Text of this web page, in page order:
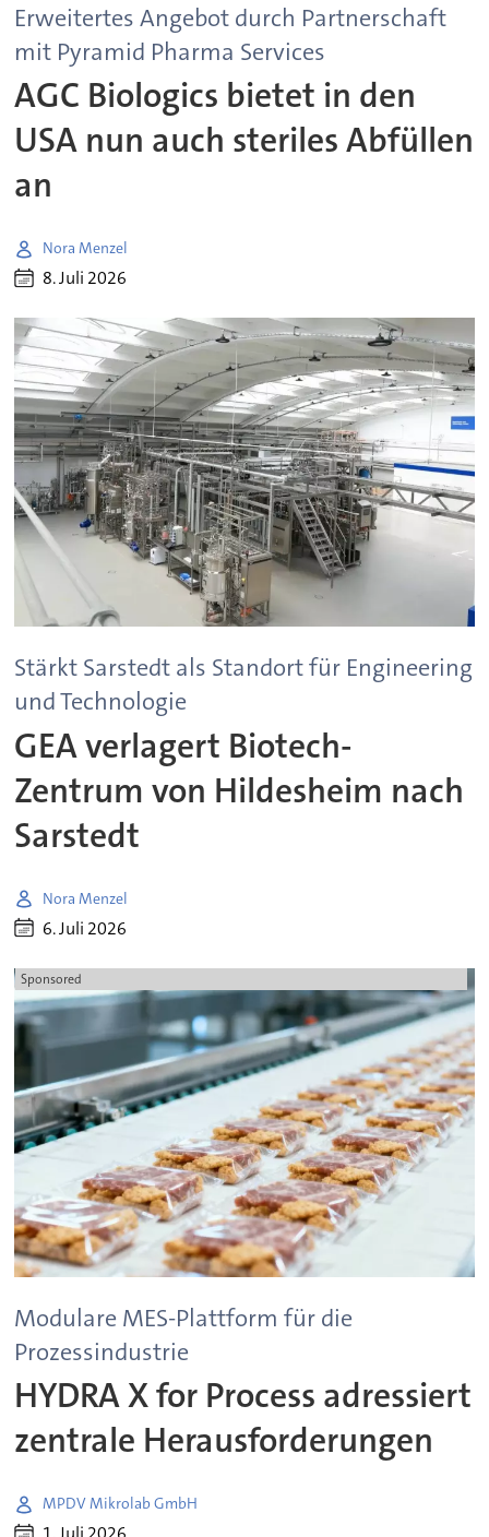
Erweitertes Angebot durch Partnerschaft
mit Pyramid Pharma Services
AGC Biologics bietet in den
USA nun auch steriles Abfüllen
an
Nora Menzel
8. Juli 2026
Stärkt Sarstedt als Standort für Engineering
und Technologie
GEA verlagert Biotech-
Zentrum von Hildesheim nach
Sarstedt
Nora Menzel
6. Juli 2026
Sponsored
Modulare MES-Plattform für die
Prozessindustrie
HYDRA X for Process adressiert
zentrale Herausforderungen
MPDV Mikrolab GmbH